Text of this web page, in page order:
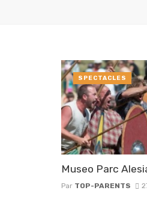
Museo Parc
Par TOP-PARENTS
SPECTACLES